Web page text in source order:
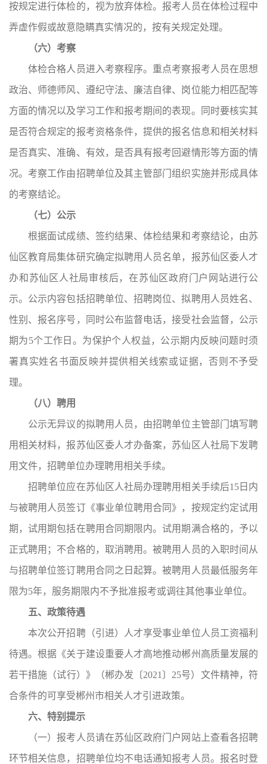
按规定进行体检的，视为放弃体检。报考人员在体检过程中
弄虚作假或故意隐瞒真实情况的，按有关规定处理。
（六）考察
体检合格人员进入考察程序。重点考察报考人员在思想
政治、师德师风、遵纪守法、廉洁自律、岗位能力相匹配等
方面的情况以及学习工作和报考期间的表现。同时要核实其
是否符合规定的报考资格条件，提供的报名信息和相关材料
是否真实、准确、有效，是否具有报考回避情形等方面的情
况。考察工作由招聘单位及其主管部门组织实施并形成具体
的考察结论。
（七）公示
根据面试成绩、签约结果、体检结果和考察结论，由苏
仙区教育局集体研究确定拟聘用人员名单，报苏仙区委人才
办和苏仙区人社局审核后，在苏仙区政府门户网站进行公
示。公示内容包括招聘单位、招聘岗位、拟聘用人员姓名、
性别、报名序号，同时公布监督电话，接受社会监督，公示
期为5个工作日。为保护个人权益，公示期内反映问题时须
署真实姓名书面反映并提供相关线索或证据，否则不予受
理。
（八）聘用
公示无异议的拟聘用人员，由招聘单位主管部门填写聘
用相关材料，报苏仙区委人才办备案，苏仙区人社局下发聘
用文件，招聘单位办理聘用相关手续。
招聘单位应在苏仙区人社局办理聘用相关手续后15日内
与被聘用人员签订《事业单位聘用合同》，按规定约定试用
期，试用期包括在聘用合同期限内。试用期满合格的，予以
正式聘用；不合格的，取消聘用。被聘用人员的入职时间从
与招聘单位签订聘用合同之日起算。被聘用人员最低服务年
限为5年，服务期限内不予批准报考或调往其他事业单位。
五、政策待遇
本次公开招聘（引进）人才享受事业单位人员工资福利
待遇。根据《关于建设重要人才高地推动郴州高质量发展的
若干措施（试行）》（郴办发〔2021〕25号）文件精神，符
合条件的可享受郴州市相关人才引进政策。
六、特别提示
（一）报考人员请在苏仙区政府门户网站上查看各招聘
环节相关信息，招聘单位均不电话通知报考人员。报名时登